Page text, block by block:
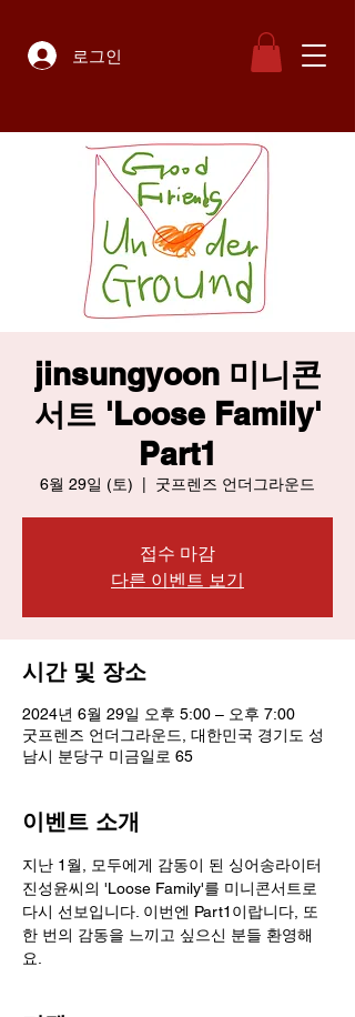
로그인
jinsungyoon 미니콘
서트 'Loose Family'
Part1
6월 29일 (토) 굿프렌즈 언더그라운드
접수 마감
다른 이벤트 보기
시간 및 장소
2024년 6월 29일 오후 5:00 – 오후 7:00
굿프렌즈 언더그라운드, 대한민국 경기도 성
남시 분당구 미금일로 65
이벤트 소개
지난 1월, 모두에게 감동이 된 싱어송라이터
진성윤씨의 'Loose Family'를 미니콘서트로
다시 선보입니다. 이번엔 Part1이랍니다, 또
한 번의 감동을 느끼고 싶으신 분들 환영해
요.